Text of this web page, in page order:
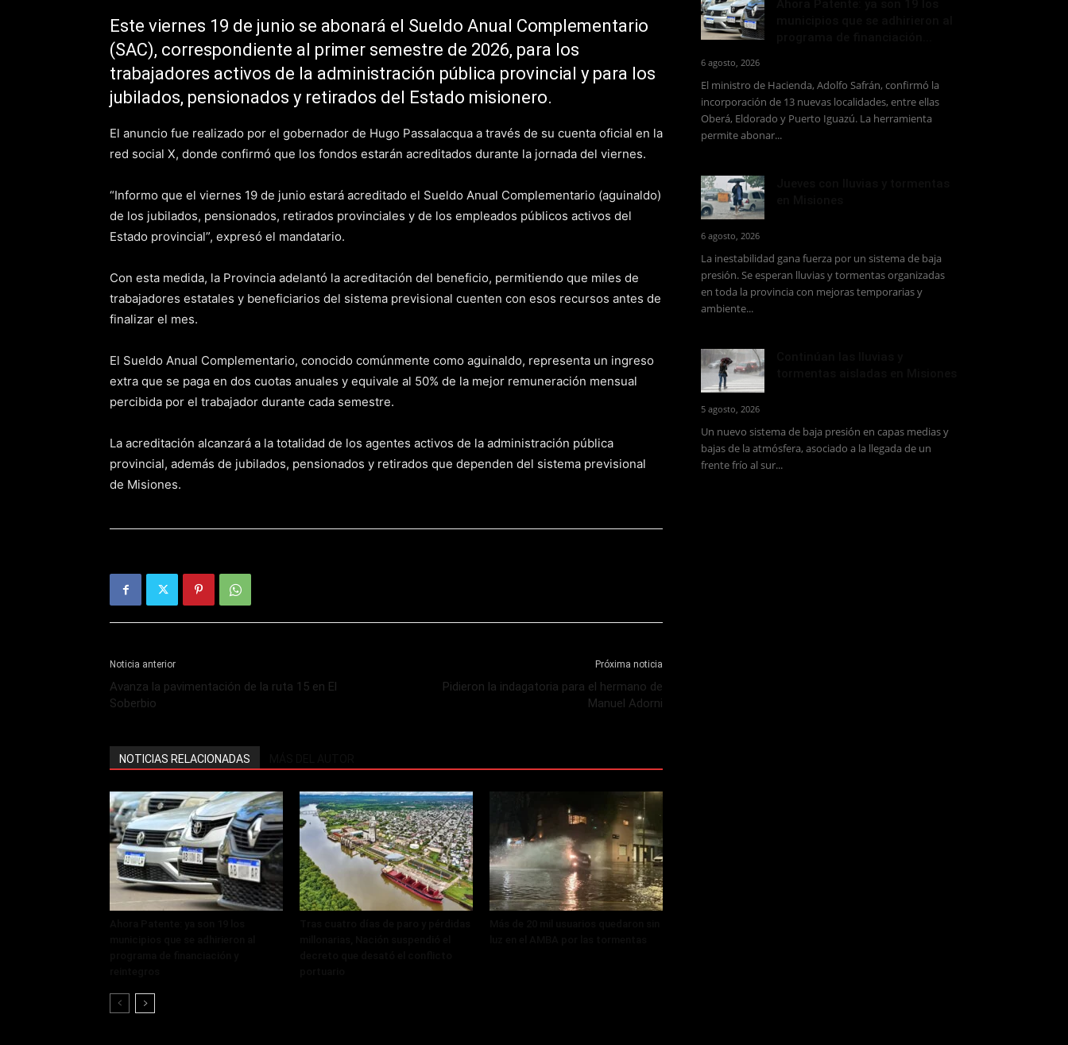
Este viernes 19 de junio se abonará el Sueldo Anual Complementario
(SAC), correspondiente al primer semestre de 2026, para los
trabajadores activos de la administración pública provincial y para los
jubilados, pensionados y retirados del Estado misionero.
El anuncio fue realizado por el gobernador de Hugo Passalacqua a través de su cuenta oficial en la
red social X, donde confirmó que los fondos estarán acreditados durante la jornada del viernes.
“Informo que el viernes 19 de junio estará acreditado el Sueldo Anual Complementario (aguinaldo)
de los jubilados, pensionados, retirados provinciales y de los empleados públicos activos del
Estado provincial”, expresó el mandatario.
Con esta medida, la Provincia adelantó la acreditación del beneficio, permitiendo que miles de
trabajadores estatales y beneficiarios del sistema previsional cuenten con esos recursos antes de
finalizar el mes.
El Sueldo Anual Complementario, conocido comúnmente como aguinaldo, representa un ingreso
extra que se paga en dos cuotas anuales y equivale al 50% de la mejor remuneración mensual
percibida por el trabajador durante cada semestre.
La acreditación alcanzará a la totalidad de los agentes activos de la administración pública
provincial, además de jubilados, pensionados y retirados que dependen del sistema previsional
de Misiones.
Noticia anterior
Avanza la pavimentación de la ruta 15 en El
Soberbio
Próxima noticia
Pidieron la indagatoria para el hermano de
Manuel Adorni
NOTICIAS RELACIONADAS
6 agosto, 2026
El ministro de Hacienda, Adolfo Safrán, confirmó la
incorporación de 13 nuevas localidades, entre ellas
Oberá, Eldorado y Puerto Iguazú. La herramienta
permite abonar...
6 agosto, 2026
La inestabilidad gana fuerza por un sistema de baja
presión. Se esperan lluvias y tormentas organizadas
en toda la provincia con mejoras temporarias y
ambiente...
5 agosto, 2026
Un nuevo sistema de baja presión en capas medias y
bajas de la atmósfera, asociado a la llegada de un
frente frío al sur...